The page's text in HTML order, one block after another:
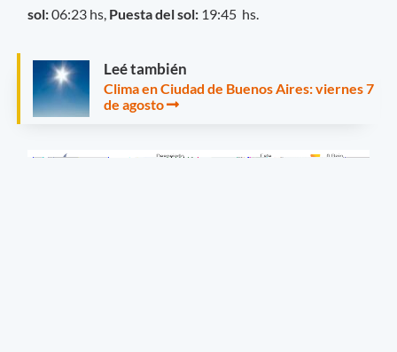
sol:06:23 hs, Puesta del sol: 19:45 hs.
Leé también
Clima en Ciudad de Buenos Aires: viernes 7
de agosto